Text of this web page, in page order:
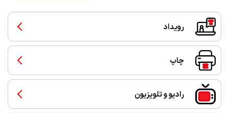
رویداد
چاپ
رادیو و تلویزیون